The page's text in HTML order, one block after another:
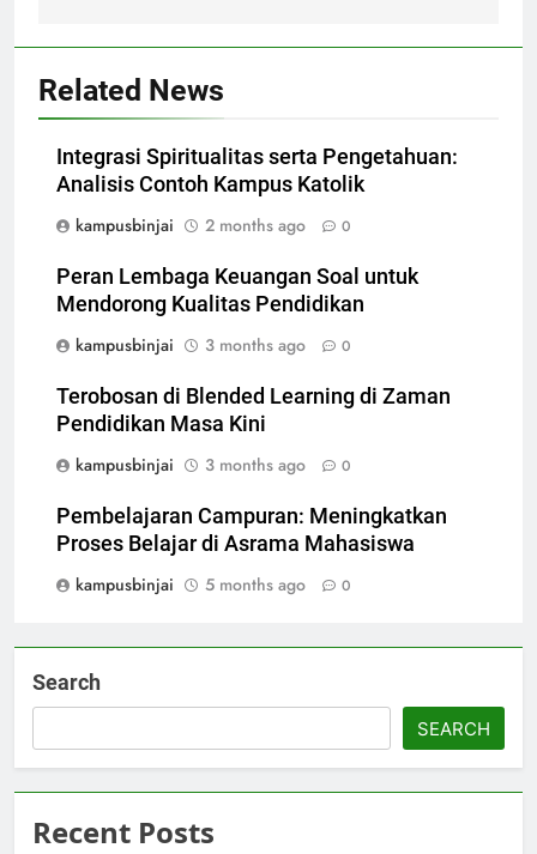
Related News
Integrasi Spiritualitas serta Pengetahuan:
Analisis Contoh Kampus Katolik
kampusbinjai
2 months ago 0
Peran Lembaga Keuangan Soal untuk
Mendorong Kualitas Pendidikan
kampusbinjai
3 months ago 0
Terobosan di Blended Learning di Zaman
Pendidikan Masa Kini
kampusbinjai
3 months ago 0
Pembelajaran Campuran: Meningkatkan
Proses Belajar di Asrama Mahasiswa
kampusbinjai
5 months ago 0
Search
SEARCH
Recent Posts